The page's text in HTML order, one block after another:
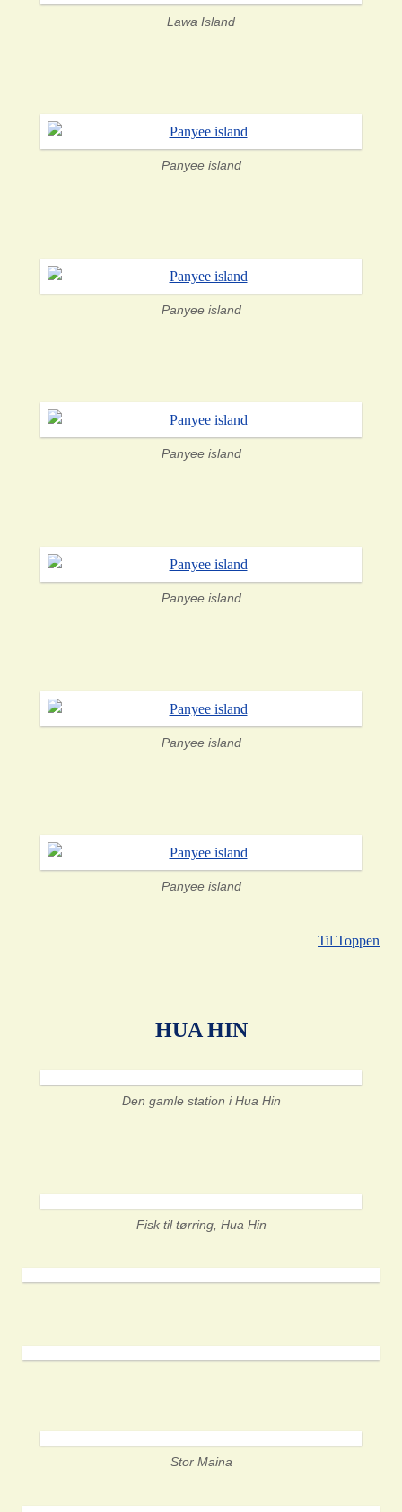
Lawa Island
Panyee island
Panyee island
Panyee island
Panyee island
Panyee island
Panyee island
Til Toppen
HUA HIN
Den gamle station i Hua Hin
Fisk til tørring, Hua Hin
Stor Maina